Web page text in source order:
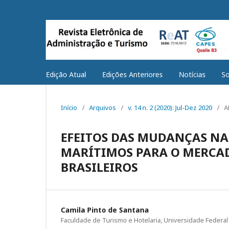
Edição Atual Edições Anteriores Notícias
Início / Arquivos / v. 14 n. 2 (2020): Jul-Dez 2020 /
EFEITOS DAS MUDANÇAS
MARÍTIMOS PARA O
BRASILEIROS
Camila Pinto de Santana
Faculdade de Turismo e Hotelaria, Universidade Federal